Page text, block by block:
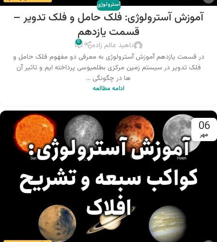
آسترولوژی
آموزش آسترولوژی: فلک حامل و فلک تدویر –
قسمت یازدهم
ناهید عالم زاده 0
در قسمت یازدهم آموزش آسترولوژی به معرفی دو مفهوم فلک حامل و
فلک تدویر در سیستم زمین مرکزی بطلمیوسی پرداخته ایم و تاثیر آن
ها در چگونگی ...
ادامه مطالعه
06
مهر